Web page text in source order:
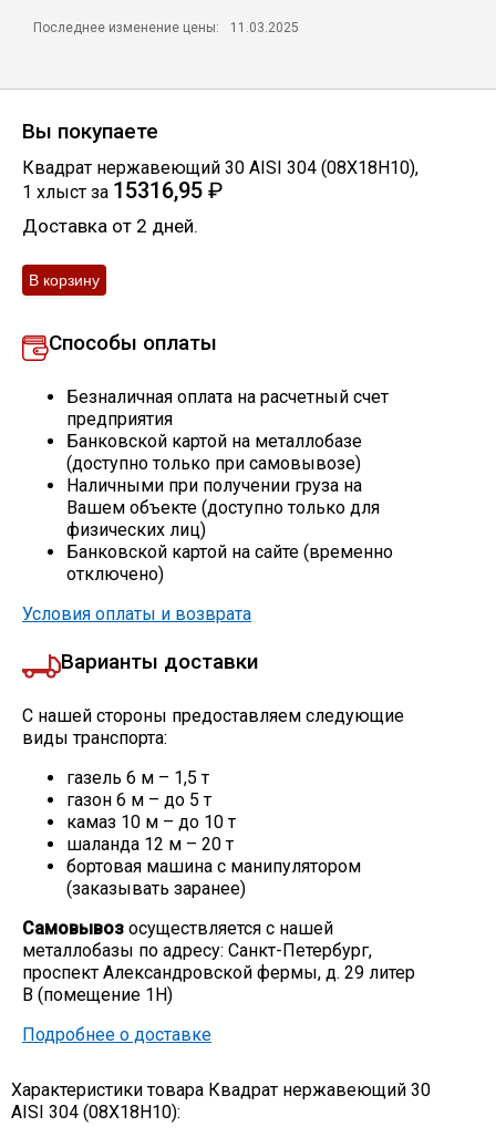
Скобо-гибочные изделия
Остальное
Последнее изменение цены: 11.03.2025
Вы покупаете
Квадрат нержавеющий 30 AISI 304 (08Х18Н10),
1 хлыст за 15316,95 ₽
Доставка от 2 дней.
Способы оплаты
Безналичная оплата на расчетный счет
предприятия
Банковской картой на металлобазе
(доступно только при самовывозе)
Наличными при получении груза на
Вашем объекте (доступно только для
физических лиц)
Банковской картой на сайте (временно
отключено)
Условия оплаты и возврата
Варианты доставки
С нашей стороны предоставляем следующие
виды транспорта:
газель 6 м – 1,5 т
газон 6 м – до 5 т
камаз 10 м – до 10 т
шаланда 12 м – 20 т
бортовая машина с манипулятором
(заказывать заранее)
Самовывоз осуществляется с нашей
металлобазы по адресу: Санкт-Петербург,
проспект Александровской фермы, д. 29 литер
В (помещение 1Н)
Подробнее о доставке
Характеристики товара Квадрат нержавеющий 30
AISI 304 (08Х18Н10):